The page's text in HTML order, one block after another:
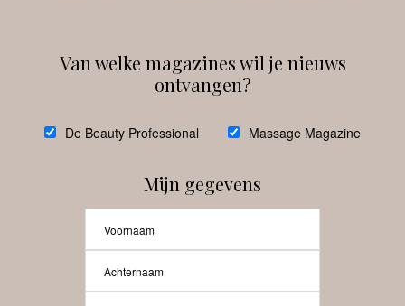
debeautyprofessional
Van welke magazines wil je nieuws
ontvangen?
De Beauty Professional Massage Magazine
Mijn gegevens